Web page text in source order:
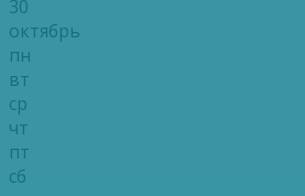
30
октябрь
пн
вт
ср
чт
пт
сб